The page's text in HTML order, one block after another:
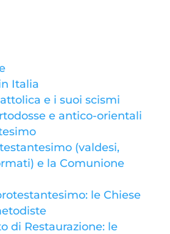
Italia
e i suoi scismi
e antico-orientali
(valdesi,
e la Comunione
le Chiese
di Restaurazione: le